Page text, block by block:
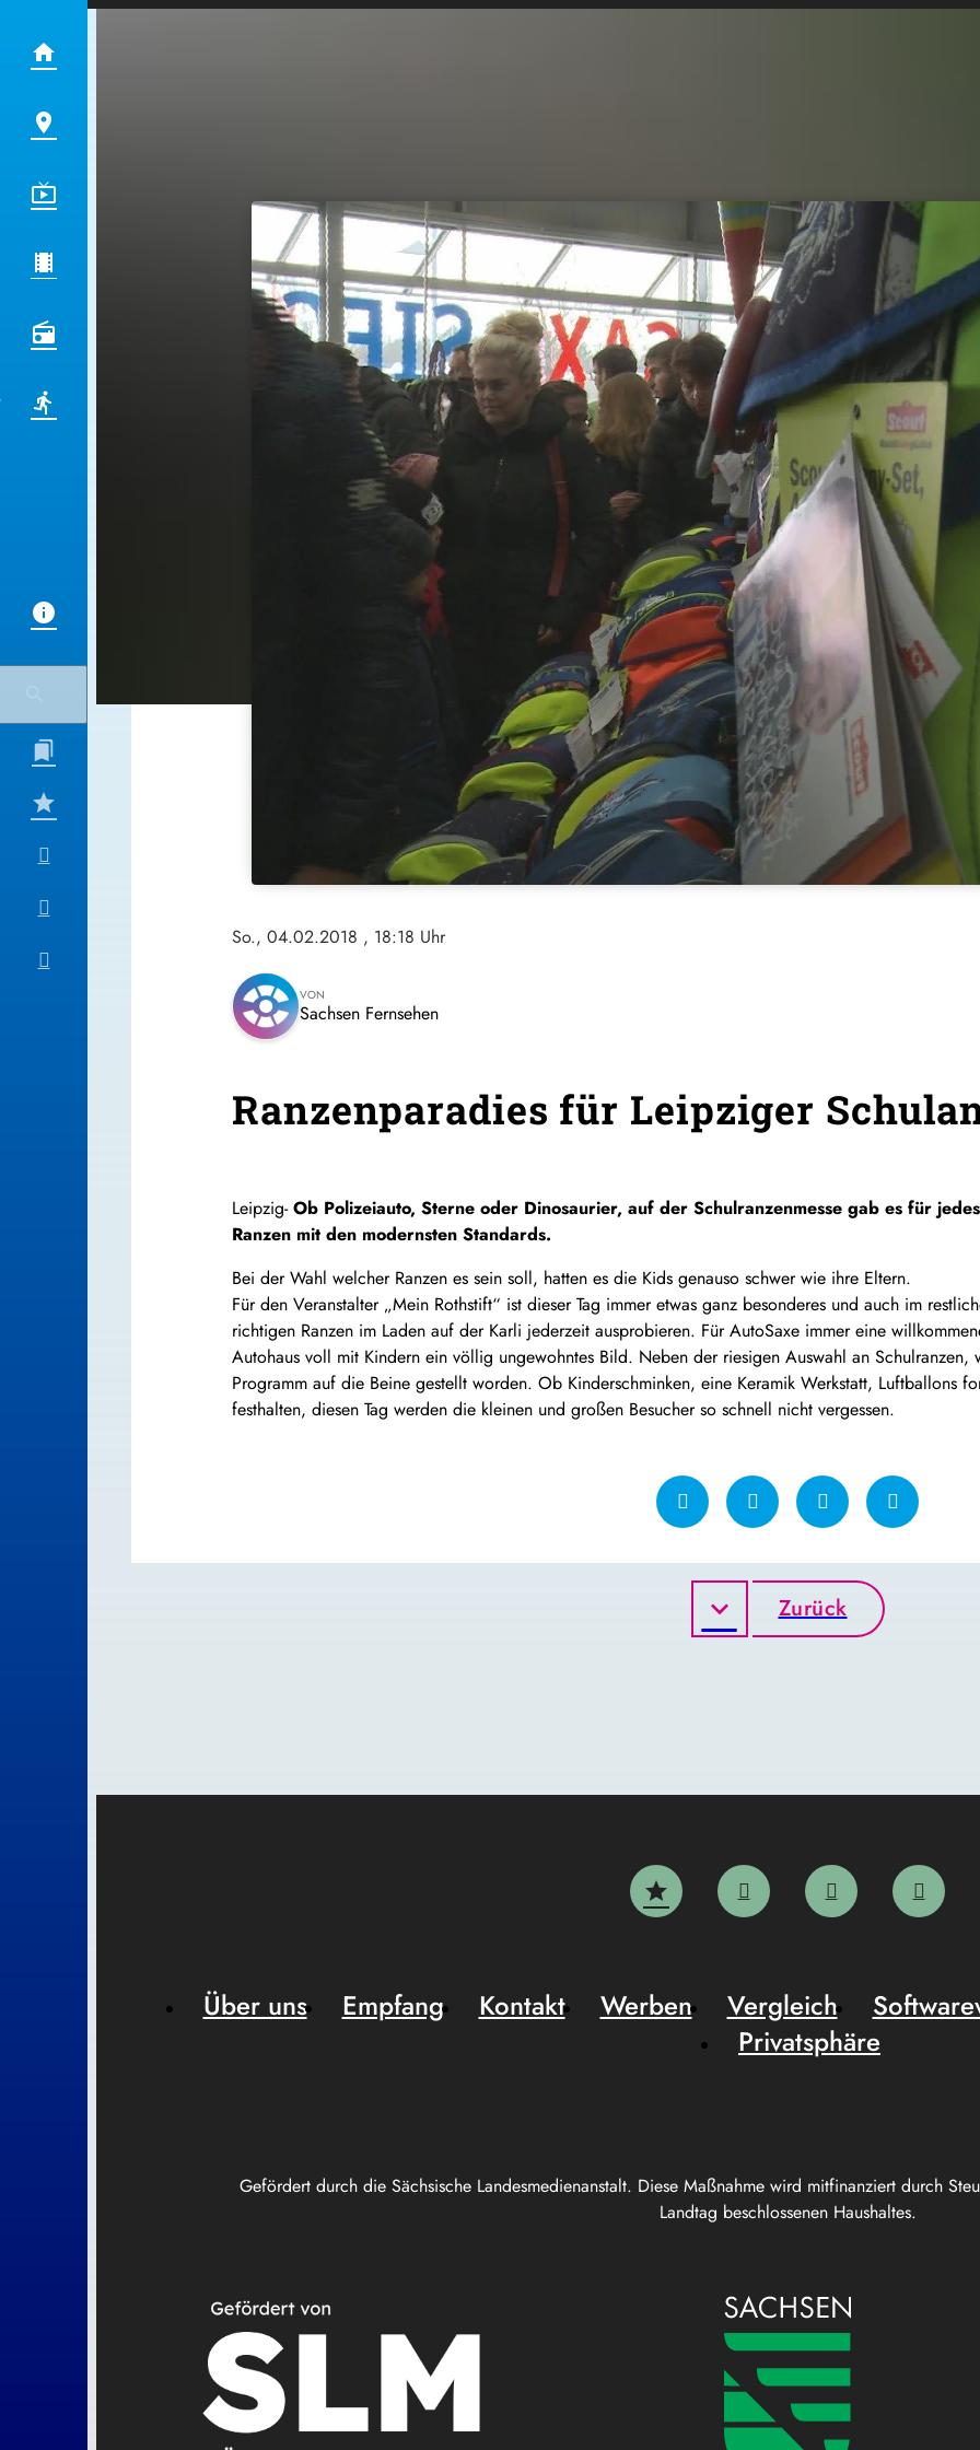
So., 04.02.2018 , 18:18 Uhr
VON
Sachsen Fernsehen
Ranzenparadies für Leipziger
Leipzig-Ob Polizeiauto, Sterne oder Dinosaurier, auf der Schulranzenmesse gab es für
Ranzen mit den modernsten Standards.
Bei der Wahl welcher Ranzen es sein soll, hatten es die Kids genauso schwer wie ihre Eltern.
Für den Veranstalter „Mein Rothstift“ ist dieser Tag immer etwas ganz besonderes und auch im
richtigen Ranzen im Laden auf der Karli jederzeit ausprobieren. Für AutoSaxe immer eine
Autohaus voll mit Kindern ein völlig ungewohntes Bild. Neben der riesigen Auswahl an
Programm auf die Beine gestellt worden. Ob Kinderschminken, eine Keramik Werkstatt, Luftballons
festhalten, diesen Tag werden die kleinen und großen Besucher so schnell nicht vergessen.
Zurück
Gefördert durch die Sächsische Landesmedienanstalt. Diese Maßnahme wird mitfinanziert durch
Landtag beschlossenen Haushaltes.
Über uns Empfang Kontakt Werben Vergleich
Privatsphäre